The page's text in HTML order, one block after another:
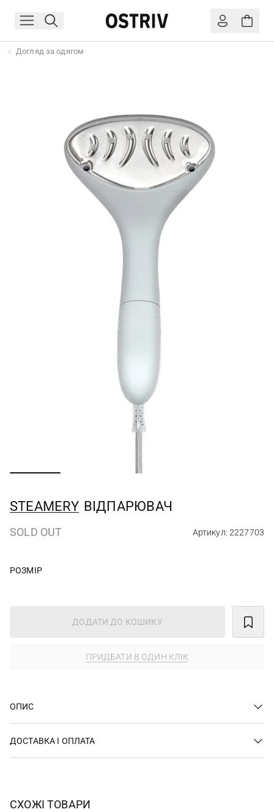
Догляд за одягом
STEAMERY ВІДПАРЮВАЧ
SOLD OUT Артикул: 2227703
РОЗМІР
ДОДАТИ ДО КОШИКУ
ПРИДБАТИ В ОДИН КЛІК
ОПИС
ДОСТАВКА І ОПЛАТА
СХОЖІ ТОВАРИ